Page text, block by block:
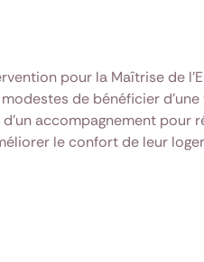
pour la Maîtrise de
de bénéficier d’une
accompagnement pour
le confort de leur